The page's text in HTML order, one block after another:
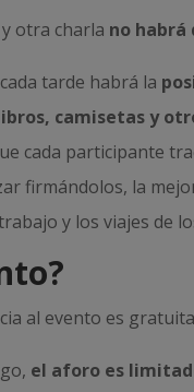
otra charla no habrá
tarde habrá la
camisetas y
cada participante
firmándolos, la
y los viajes de
al evento es
el aforo es